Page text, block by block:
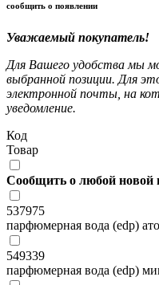
сообщить о появлении
Уважаемый покупатель!
Для Вашего удобства мы
выбранной позиции. Для
электронной почты, на
уведомление.
Код
Товар
Сообщить о любой новой
537975
парфюмерная вода (edp)
549339
парфюмерная вода (edp)